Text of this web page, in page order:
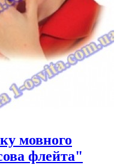
мовного
флейта"